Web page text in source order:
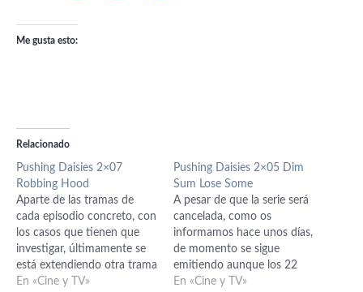
Me gusta esto:
Relacionado
Pushing Daisies 2×07
Robbing Hood
Aparte de las tramas de
cada episodio concreto, con
los casos que tienen que
investigar, últimamente se
está extendiendo otra trama
importante en la serie, la
En «Cine y TV»
Pushing Daisies 2×05 Dim
Sum Lose Some
A pesar de que la serie será
cancelada, como os
informamos hace unos días,
de momento se sigue
emitiendo aunque los 22
episodios previstos se
En «Cine y TV»